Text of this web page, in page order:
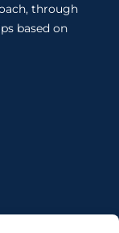
through
based on